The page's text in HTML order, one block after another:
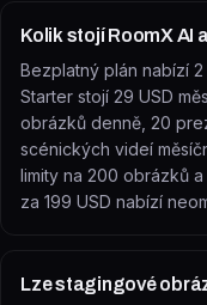
Kolik stojí RoomX AI
Bezplatný plán nabízí
Starter stojí 29 USD
obrázků denně, 20
scénických videí
limity na 200 obrázků
za 199 USD nabízí
Lze stagingové